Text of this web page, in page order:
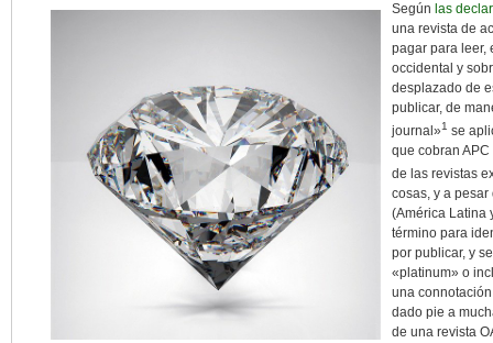
Según las
una revista de
pagar para leer,
occidental y
desplazado de
publicar, de
journal»1 se
que cobran APC
de las revistas
cosas, y a
(América Latina
término para
por publicar, y
«platinum» o
una
dado pie a
de una revista